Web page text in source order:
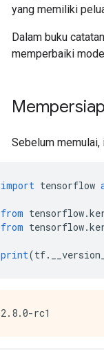
yang memiliki
Dalam buku
memperbaiki
Sebelum memulai,
import tensorflow
from tensorflow.
from tensorflow.
print(tf.